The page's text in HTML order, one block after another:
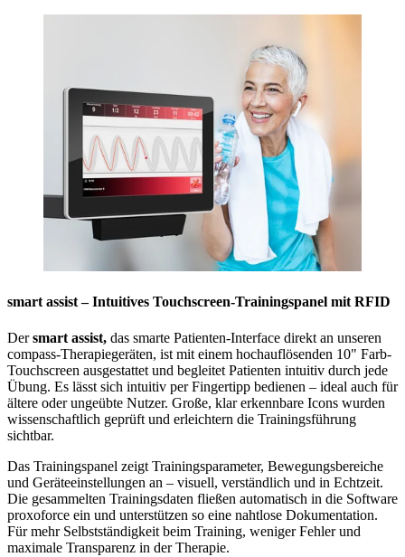
smart assist – Intuitives Touchscreen-Trainingspanel mit RFID
Dersmart assist, das smarte Patienten-Interface direkt an unseren
compass-Therapiegeräten, ist mit einem hochauflösenden 10" Farb-
Touchscreen ausgestattet und begleitet Patienten intuitiv durch jede
Übung. Es lässt sich intuitiv per Fingertipp bedienen – ideal auch für
ältere oder ungeübte Nutzer. Große, klar erkennbare Icons wurden
wissenschaftlich geprüft und erleichtern die Trainingsführung
sichtbar.
Das Trainingspanel zeigt Trainingsparameter, Bewegungsbereiche
und Geräteeinstellungen an – visuell, verständlich und in Echtzeit.
Die gesammelten Trainingsdaten fließen automatisch in die Software
proxoforce ein und unterstützen so eine nahtlose Dokumentation.
Für mehr Selbstständigkeit beim Training, weniger Fehler und
maximale Transparenz in der Therapie.